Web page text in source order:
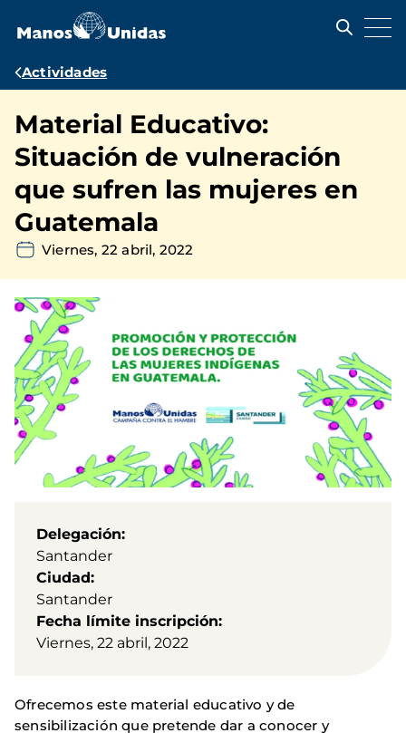
contenido
Ruta
navegación
Actividades
Material Educativo:
Situación de vulneración
que sufren las mujeres en
Guatemala
Viernes, 22 abril, 2022
Delegación
Santander
Ciudad
Santander
Fecha límite inscripción
Viernes, 22 abril, 2022
Ofrecemos este material educativo y de
sensibilización que pretende dar a conocer y